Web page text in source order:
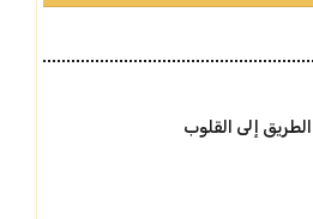
الطريق إلى القلوب